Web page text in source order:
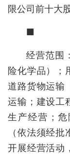
限公司前十大
■
经营范围
险化学品）；
道路货物运输
运输；建设工
生产经营；危
（依法须经
开展经营活动